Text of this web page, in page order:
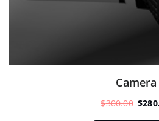
Camera
$300.00 El
$